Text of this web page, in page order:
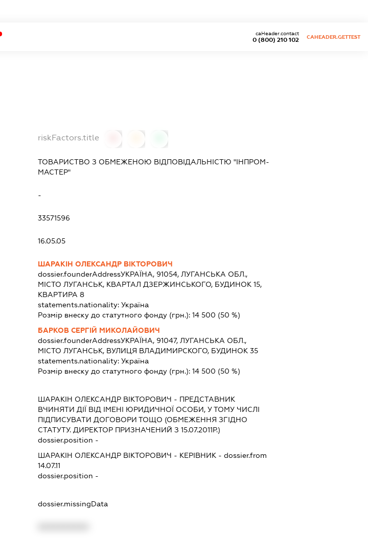
0 (800) 210 102
caHeader.contact
CAHEADER.GETTEST
riskFactors.title
ТОВАРИСТВО З ОБМЕЖЕНОЮ ВІДПОВІДАЛЬНІСТЮ "ІНПРОМ-
МАСТЕР"
-
33571596
16.05.05
ШАРАКІН ОЛЕКСАНДР ВІКТОРОВИЧ
dossier.founderAddressУКРАЇНА, 91054, ЛУГАНСЬКА ОБЛ.,
МІСТО ЛУГАНСЬК, КВАРТАЛ ДЗЕРЖИНСЬКОГО, БУДИНОК 15,
КВАРТИРА 8
statements.nationality:Україна
Розмір внеску до статутного фонду (грн.):14 500 (50 %)
БАРКОВ СЕРГІЙ МИКОЛАЙОВИЧ
dossier.founderAddressУКРАЇНА, 91047, ЛУГАНСЬКА ОБЛ.,
МІСТО ЛУГАНСЬК, ВУЛИЦЯ ВЛАДИМИРСКОГО, БУДИНОК 35
statements.nationality:Україна
Розмір внеску до статутного фонду (грн.):14 500 (50 %)
ШАРАКІН ОЛЕКСАНДР ВІКТОРОВИЧ - ПРЕДСТАВНИК
ВЧИНЯТИ ДІЇ ВІД ІМЕНІ ЮРИДИЧНОЇ ОСОБИ, У ТОМУ ЧИСЛІ
ПІДПИСУВАТИ ДОГОВОРИ ТОЩО (ОБМЕЖЕННЯ ЗГІДНО
СТАТУТУ. ДИРЕКТОР ПРИЗНАЧЕНИЙ З 15.07.2011Р.)
dossier.position -
ШАРАКІН ОЛЕКСАНДР ВІКТОРОВИЧ - КЕРІВНИК - dossier.from
14.07.11
dossier.position -
dossier.missingData